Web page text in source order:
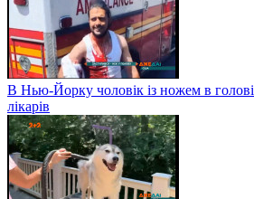
В Нью-Йорку чоловік із ножем в
лікарів